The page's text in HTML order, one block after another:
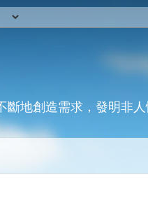
地創造需求，發明非